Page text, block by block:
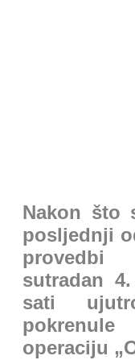
Nakon što
posljednji
provedbi
sutradan
sati
operaciju